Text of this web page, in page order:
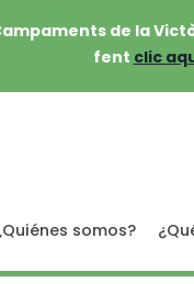
de la
fent clic
somos?